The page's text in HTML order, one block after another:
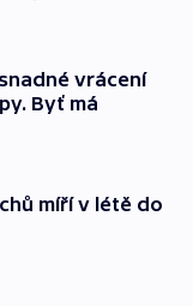
vrácení
Byť má
míří v létě do